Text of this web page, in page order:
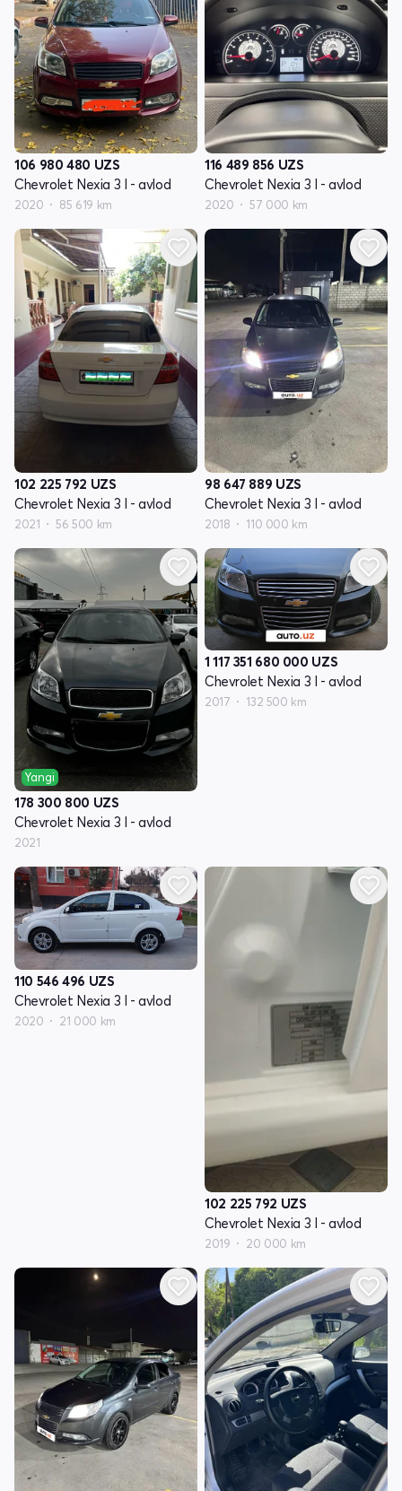
106 980 480 UZS
Chevrolet Nexia 3 I - avlod
2020 85 619 km
116 489 856 UZS
Chevrolet Nexia 3 I - avlod
2020 57 000 km
102 225 792 UZS
Chevrolet Nexia 3 I - avlod
2021 56 500 km
98 647 889 UZS
Chevrolet Nexia 3 I - avlod
2018 110 000 km
Yangi
178 300 800 UZS
Chevrolet Nexia 3 I - avlod
2021
1 117 351 680 000 UZS
Chevrolet Nexia 3 I - avlod
2017 132 500 km
110 546 496 UZS
Chevrolet Nexia 3 I - avlod
2020 21 000 km
102 225 792 UZS
Chevrolet Nexia 3 I - avlod
2019 20 000 km